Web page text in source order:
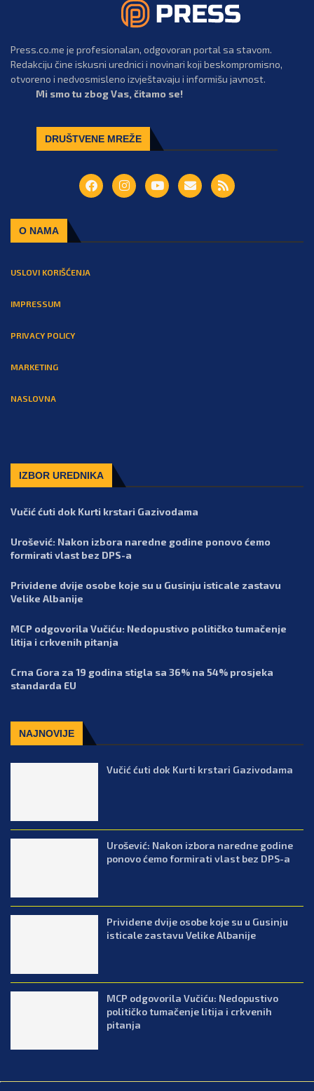
Press.co.me je profesionalan, odgovoran portal sa stavom.
Redakciju čine iskusni urednici i novinari koji beskompromisno,
otvoreno i nedvosmisleno izvještavaju i informišu javnost.
Mi smo tu zbog Vas, čitamo se!
DRUŠTVENE MREŽE
O NAMA
USLOVI KORIŠĆENJA
IMPRESSUM
PRIVACY POLICY
MARKETING
NASLOVNA
IZBOR UREDNIKA
Vučić ćuti dok Kurti krstari Gazivodama
Urošević: Nakon izbora naredne godine ponovo ćemo
formirati vlast bez DPS-a
Prividene dvije osobe koje su u Gusinju isticale zastavu
Velike Albanije
MCP odgovorila Vučiću: Nedopustivo političko tumačenje
litija i crkvenih pitanja
Crna Gora za 19 godina stigla sa 36% na 54% prosjeka
standarda EU
NAJNOVIJE
Vučić ćuti dok Kurti krstari Gazivodama
Urošević: Nakon izbora naredne godine
ponovo ćemo formirati vlast bez DPS-a
Prividene dvije osobe koje su u Gusinju
isticale zastavu Velike Albanije
MCP odgovorila Vučiću: Nedopustivo
političko tumačenje litija i crkvenih
pitanja